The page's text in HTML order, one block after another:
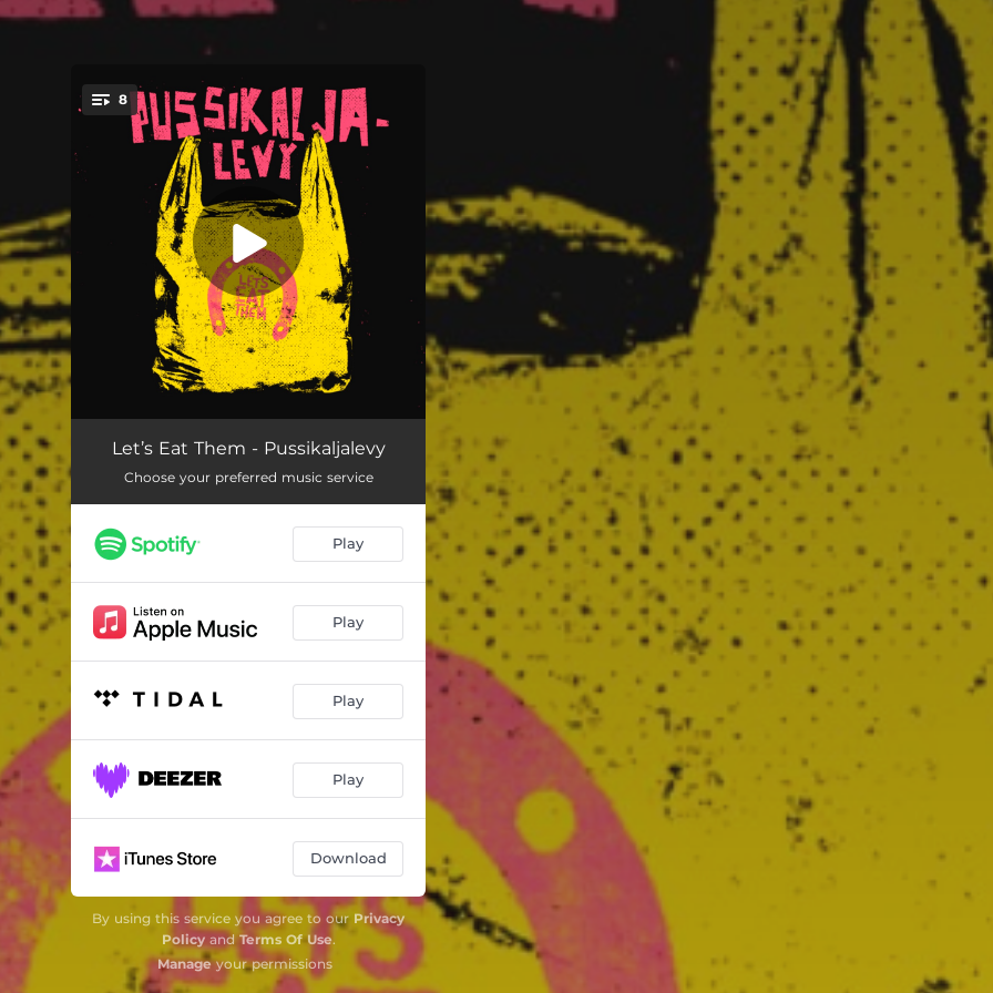
You're all set!
8
Missä on kenkäkauppa?
Ei elävässä elämässä 03:49
Sade 03:06
Nopat
Kammotuksen nahkamuna 02:16
Turkkilaisessa baarissa
Let’s Eat Them - Pussikaljalevy
Choose your preferred music service
Play
Play
Play
Play
Download
By using this service you agree to our Privacy
PolicyandTerms Of Use.
Manageyour permissions